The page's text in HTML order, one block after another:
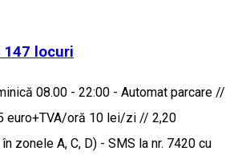
147 locuri
08.00 - 22:00 - Automat parcare //
euro+TVA/oră 10 lei/zi // 2,20
zonele A, C, D) - SMS la nr. 7420 cu